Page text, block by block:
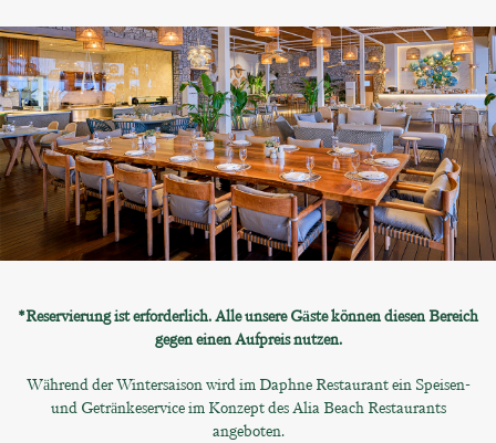
*Reservierung ist erforderlich. Alle unsere Gäste können diesen Bereich
gegen einen Aufpreis nutzen.
Während der Wintersaison wird im Daphne Restaurant ein Speisen-
und Getränkeservice im Konzept des Alia Beach Restaurants
angeboten.